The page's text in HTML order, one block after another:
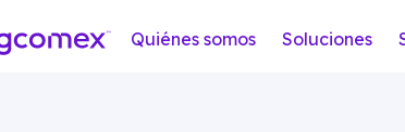
Quiénes somos Soluciones